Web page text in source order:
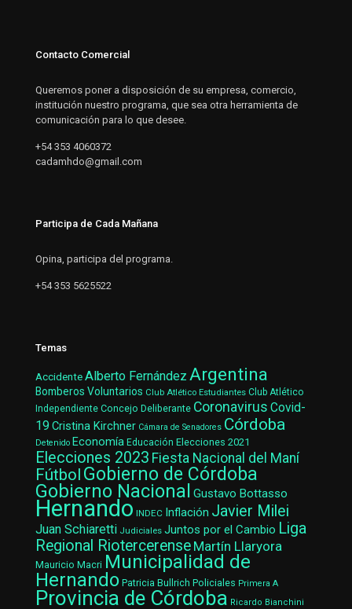
Contacto Comercial
Queremos poner a disposición de su empresa, comercio,
institución nuestro programa, que sea otra herramienta de
comunicación para lo que desee.
+54 353 4060372
cadamhdo@gmail.com
Participa de Cada Mañana
Opina, participa del programa.
+54 353 5625522
Temas
AccidenteAlberto Fernández Argentina
Bomberos Voluntarios Club Atlético Estudiantes Club Atlético
Independiente Concejo Deliberante Coronavirus Covid-
19 Cristina Kirchner Cámara de Senadores Córdoba
Detenido Economía Educación Elecciones 2021
Elecciones 2023 Fiesta Nacional del Maní
Fútbol Gobierno de Córdoba
Gobierno Nacional Gustavo Bottasso
Hernando INDEC Inflación Javier Milei
Juan Schiaretti Judiciales Juntos por el Cambio Liga
Regional Riotercerense Martín Llaryora
Mauricio Macri Municipalidad de
Hernando Patricia Bullrich Policiales Primera A
Provincia de Córdoba Ricardo Bianchini